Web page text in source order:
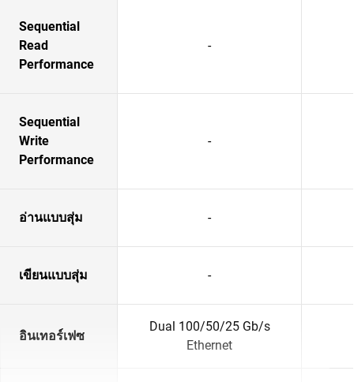
Sequential
Read
Performance
-
Sequential
Write
Performance
-
อ่านแบบสุ่ม -
เขียนแบบสุ่ม -
อินเทอร์เฟซ
Dual 100/50/25 Gb/s
Ethernet